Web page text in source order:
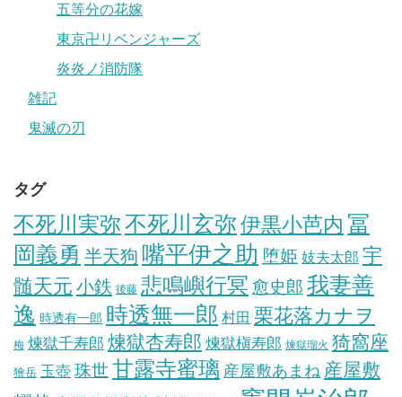
五等分の花嫁
東京卍リベンジャーズ
炎炎ノ消防隊
雑記
鬼滅の刃
タグ
不死川実弥不死川玄弥伊黒小芭内 冨
岡義勇 半天狗 嘴平伊之助 堕姫 妓夫太郎 宇
髄天元 小鉄 後藤 悲鳴嶼行冥 愈史郎 我妻善
逸 時透有一郎 時透無一郎 村田 栗花落カナヲ
梅 煉獄千寿郎 煉獄杏寿郎 煉獄槇寿郎 煉獄瑠火 猗窩座
獪岳 玉壺 珠世甘露寺蜜璃 産屋敷あまね 産屋敷